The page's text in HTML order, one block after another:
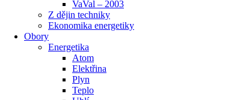
VaVal – 2003
Z dějin techniky
Ekonomika energetiky
Obory
Energetika
Atom
Elektřina
Plyn
Teplo